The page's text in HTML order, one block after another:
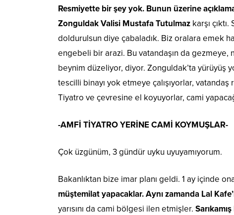
Resmiyette bir şey yok. Bunun üzerine
Zonguldak Valisi Mustafa Tutulmaz karşı
doldurulsun diye çabaladık. Biz oralara emek
engebeli bir arazi. Bu vatandaşın da gezmeye,
beynim düzeliyor, diyor. Zonguldak’ta yürüyüş
tescilli binayı yok etmeye çalışıyorlar,
Tiyatro ve çevresine el koyuyorlar, cami
-AMFİ TİYATRO YERİNE CAMİ KOYMUŞLAR-
Çok üzgünüm, 3 gündür uyku uyuyamıyorum.
Bakanlıktan bize imar planı geldi. 1 ay içinde
müştemilat yapacaklar. Aynı zamanda Lal
yarısını da cami bölgesi ilen etmişler.